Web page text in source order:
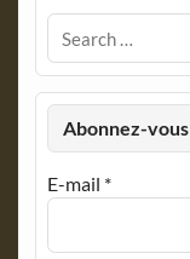
Abonnez-
E-mail *